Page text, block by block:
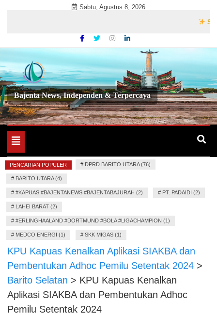
Sabtu, Agustus 8, 2026
Bajenta News, Independen & Terpercaya
Toggle
navigation
PENCARIAN POPULER # DPRD BARITO UTARA (76)
# BARITO UTARA (4)
# #KAPUAS #BAJENTANEWS #BAJENTABAJURAH (2) # PT. PADAIDI (2)
# LAHEI BARAT (2)
# #ERLINGHAALAND #DORTMUND #BOLA #LIGACHAMPION (1)
# MEDCO ENERGI (1) # SKK MIGAS (1)
KPU Kapuas Kenalkan Aplikasi SIAKBA dan
Pembentukan Adhoc Pemilu Setentak 2024 >
Barito Selatan > KPU Kapuas Kenalkan
Aplikasi SIAKBA dan Pembentukan Adhoc
Pemilu Setentak 2024